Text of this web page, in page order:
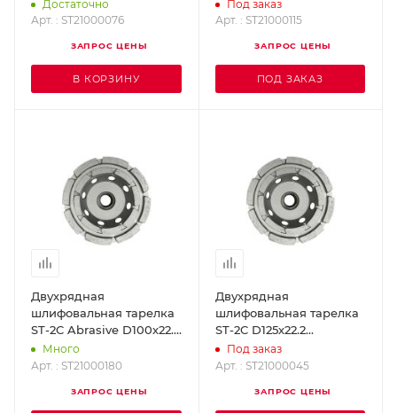
ST21000076
Достаточно
Арт. : ST21000076
ЗАПРОС ЦЕНЫ
В КОРЗИНУ
Под заказ
Арт. : ST21000115
ЗАПРОС ЦЕНЫ
ПОД ЗАКАЗ
Двухрядная
шлифовальная тарелка
ST-2C Abrasive D100х22.2
DR.SCHULZE ST21000180
Много
Арт. : ST21000180
ЗАПРОС ЦЕНЫ
Двухрядная
шлифовальная тарелка
ST-2C D125х22.2
DR.SCHULZE
ST21000045
Под заказ
Арт. : ST21000045
ЗАПРОС ЦЕНЫ